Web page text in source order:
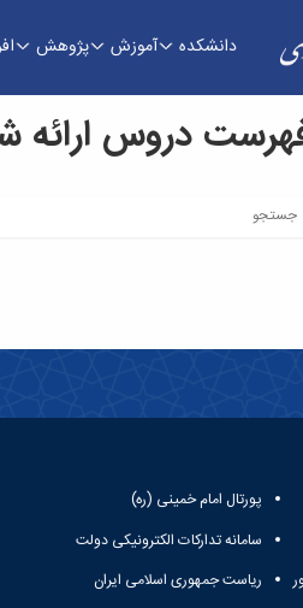
دانشکده آموزش پژوهش
دروس ارائه
پورتال امام خمینی (ره)
سامانه تدارکات الکترونیکی دولت
ریاست جمهوری اسلامی ایران